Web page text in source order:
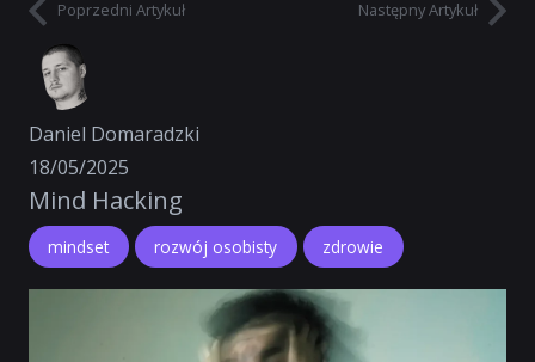
Poprzedni Artykuł Następny Artykuł
Daniel Domaradzki
18/05/2025
Mind Hacking
mindset rozwój osobisty zdrowie